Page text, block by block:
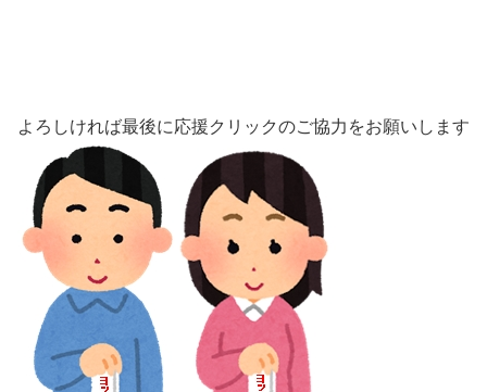
よろしければ最後に応援クリックのご協力をお願いします